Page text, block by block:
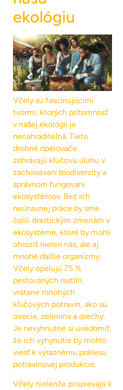
ekológiu
Včely sú fascinujúcimi
tvormi, ktorých prítomnosť
v našej ekológii je
nenahraditeľná. Tieto
drobné opelovače
zohrávajú kľúčovú úlohu v
zachovávaní biodiverzity a
správnom fungovaní
ekosystémov. Bez ich
neúnavnej práce by sme
čelili drastickým zmenám v
ekosystéme, ktoré by mohli
ohroziť nielen nás, ale aj
mnohé ďalšie organizmy.
Včely opelujú 75 %
pestovaných rastlín,
vrátane mnohých
kľúčových potravín, ako sú
ovocie, zelenina a orechy.
Je nevyhnutné si uvedomiť,
že ich vyhynutie by mohlo
viesť k výraznému poklesu
potravinovej produkcie.
Včely nielenže prispievajú k